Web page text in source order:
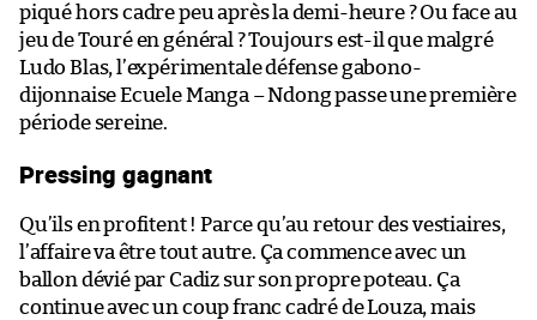
piqué hors cadre peu après la demi-heure ? Ou face au
jeu de Touré en général ? Toujours est-il que malgré
Ludo Blas, l’expérimentale défense gabono-
dijonnaise Ecuele Manga – Ndong passe une première
période sereine.
Pressing gagnant
Qu’ils en profitent ! Parce qu’au retour des vestiaires,
l’affaire va être tout autre. Ça commence avec un
ballon dévié par Cadiz sur son propre poteau. Ça
continue avec un coup franc cadré de Louza, mais